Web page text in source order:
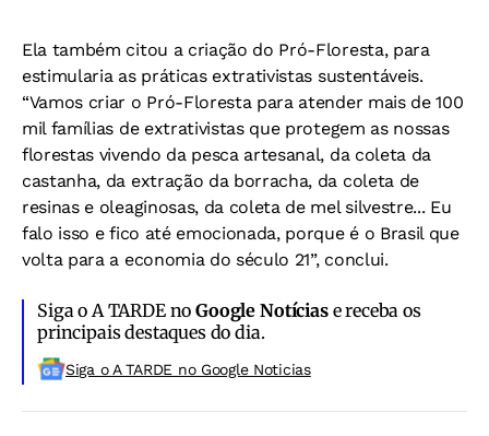
Ela também citou a criação do Pró-Floresta, para
estimularia as práticas extrativistas sustentáveis.
“Vamos criar o Pró-Floresta para atender mais de 100
mil famílias de extrativistas que protegem as nossas
florestas vivendo da pesca artesanal, da coleta da
castanha, da extração da borracha, da coleta de
resinas e oleaginosas, da coleta de mel silvestre... Eu
falo isso e fico até emocionada, porque é o Brasil que
volta para a economia do século 21”, conclui.
Siga o A TARDE noGoogle Notíciase receba os
principais destaques do dia.
Siga o A TARDE no Google Noticias